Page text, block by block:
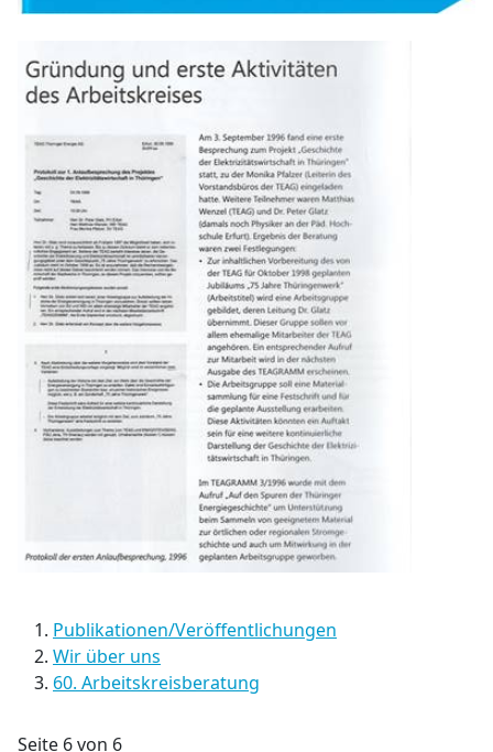
Publikationen/Veröffentlichungen
Wir über uns
60. Arbeitskreisberatung
Seite 6 von 6